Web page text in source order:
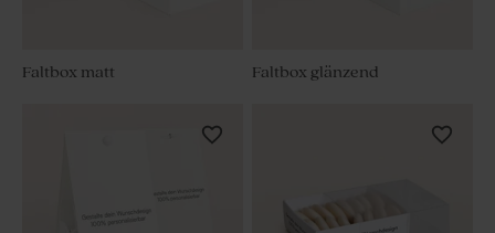
Faltbox matt Faltbox glänzend